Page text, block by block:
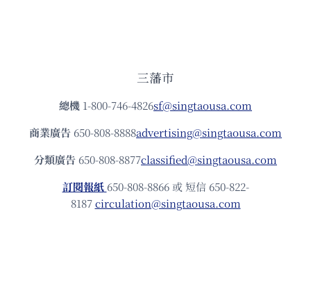
三藩市
總機 1-800-746-4826sf@singtaousa.com
商業廣告 650-808-8888advertising@singtaousa.com
分類廣告 650-808-8877classified@singtaousa.com
訂閱報紙 650-808-8866 或 短信 650-822-
8187circulation@singtaousa.com